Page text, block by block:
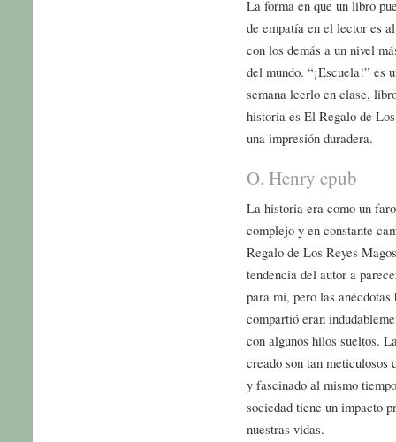
La forma en que un libro
de empatía en el lector es
con los demás a un nivel
del mundo. “¡Escuela!” es
semana leerlo en clase,
historia es El Regalo de
una impresión duradera.
O. Henry epub
La historia era como un
complejo y en constante
Regalo de Los Reyes
tendencia del autor a
para mí, pero las
compartió eran
con algunos hilos sueltos.
creado son tan meticulosos
y fascinado al mismo
sociedad tiene un impacto
nuestras vidas.